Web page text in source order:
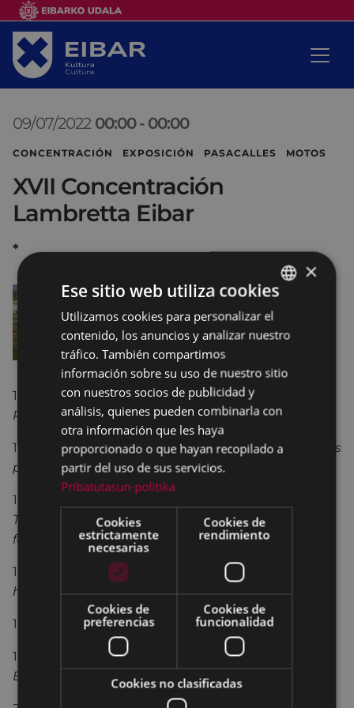
09/07/2022 00:00 - 00:00
CONCENTRACIÓN EXPOSICIÓN PASACALLES MOTOS
XVII Concentración
Lambretta Eibar
*
10:00-12:00Acreditaciones de participantes en la
Plaza de Unzaga.
12:00
Pasacalles por las calles de Eibar de todos los
participantes.
12:30
Trabakua con homenaje al recientemente
fallecido Enrique Mugarza.
13:30
Recorrido hasta Arrate con comida de
hermandad en el restaurante Tiro Pichón.
14:30 Comida y entrega de premios.
18:30
Regreso a Eibar y visita al barrio de Amaña.
Exposición de motos Lambretta.
BASQUE
SPANISH
×
Ese sitio web utiliza cookies
Utilizamos cookies para personalizar el
contenido, los anuncios y analizar nuestro
tráfico. También compartimos
información sobre su uso de nuestro sitio
con nuestros socios de publicidad y
análisis, quienes pueden combinarla con
otra información que les haya
proporcionado o que hayan recopilado a
partir del uso de sus servicios.
Pribatutasun-politika
Cookies
estrictamente
necesarias
Cookies de
rendimiento
Cookies de
preferencias
Cookies de
funcionalidad
Cookies no clasificadas